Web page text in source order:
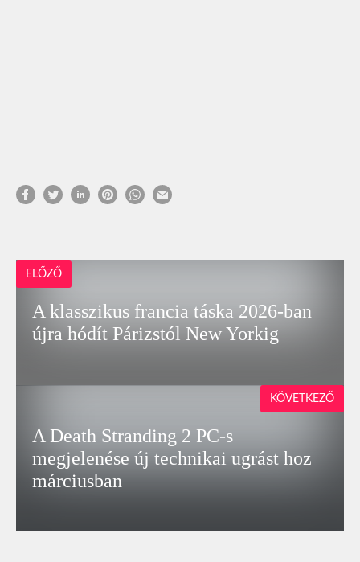
ELŐZŐ
A klasszikus francia táska 2026-ban
újra hódít Párizstól New Yorkig
A Death Stranding 2 PC-s
megjelenése új technikai ugrást hoz
márciusban
KÖVETKEZŐ